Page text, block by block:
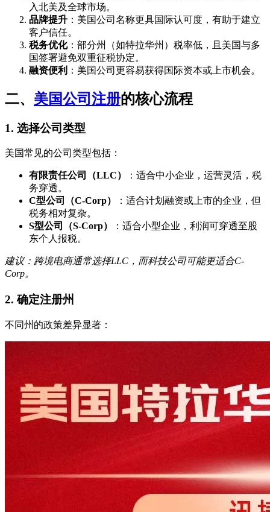
入北美及全球市场。
品牌提升 ：美国公司名称更具国际认可度，有助于建立
客户信任。
税务优化：部分州（如特拉华州）税率低，且美国与多
国签署避免双重征税协定。
融资便利 ：美国公司更容易获得国际资本或上市机会。
二、 美国公司注册的核心流程
1. 选择公司类型
美国常见的公司类型包括：
有限责任公司（LLC）
：适合中小企业，运营灵活，税
务穿透。
C型公司（C-Corp）
：适合计划融资或上市的企业，但
税务相对复杂。
S型公司（S-Corp）
：适合小型企业，利润可穿透至股
东个人报税。
建议：跨境电商通常选择LLC，而科技公司可能更适合C-
Corp。
2.确定注册州
不同州的政策差异显著：